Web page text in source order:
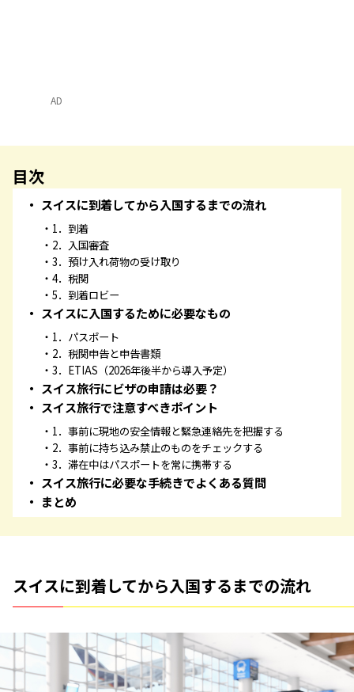
AD
目次
スイスに到着してから入国するまでの流れ
1．到着
2．入国審査
3．預け入れ荷物の受け取り
4．税関
5．到着ロビー
スイスに入国するために必要なもの
1．パスポート
2．税関申告と申告書類
3．ETIAS（2026年後半から導入予定）
スイス旅行にビザの申請は必要？
スイス旅行で注意すべきポイント
1．事前に現地の安全情報と緊急連絡先を把握する
2．事前に持ち込み禁止のものをチェックする
3．滞在中はパスポートを常に携帯する
スイス旅行に必要な手続きでよくある質問
まとめ
スイスに到着してから入国するまでの流れ